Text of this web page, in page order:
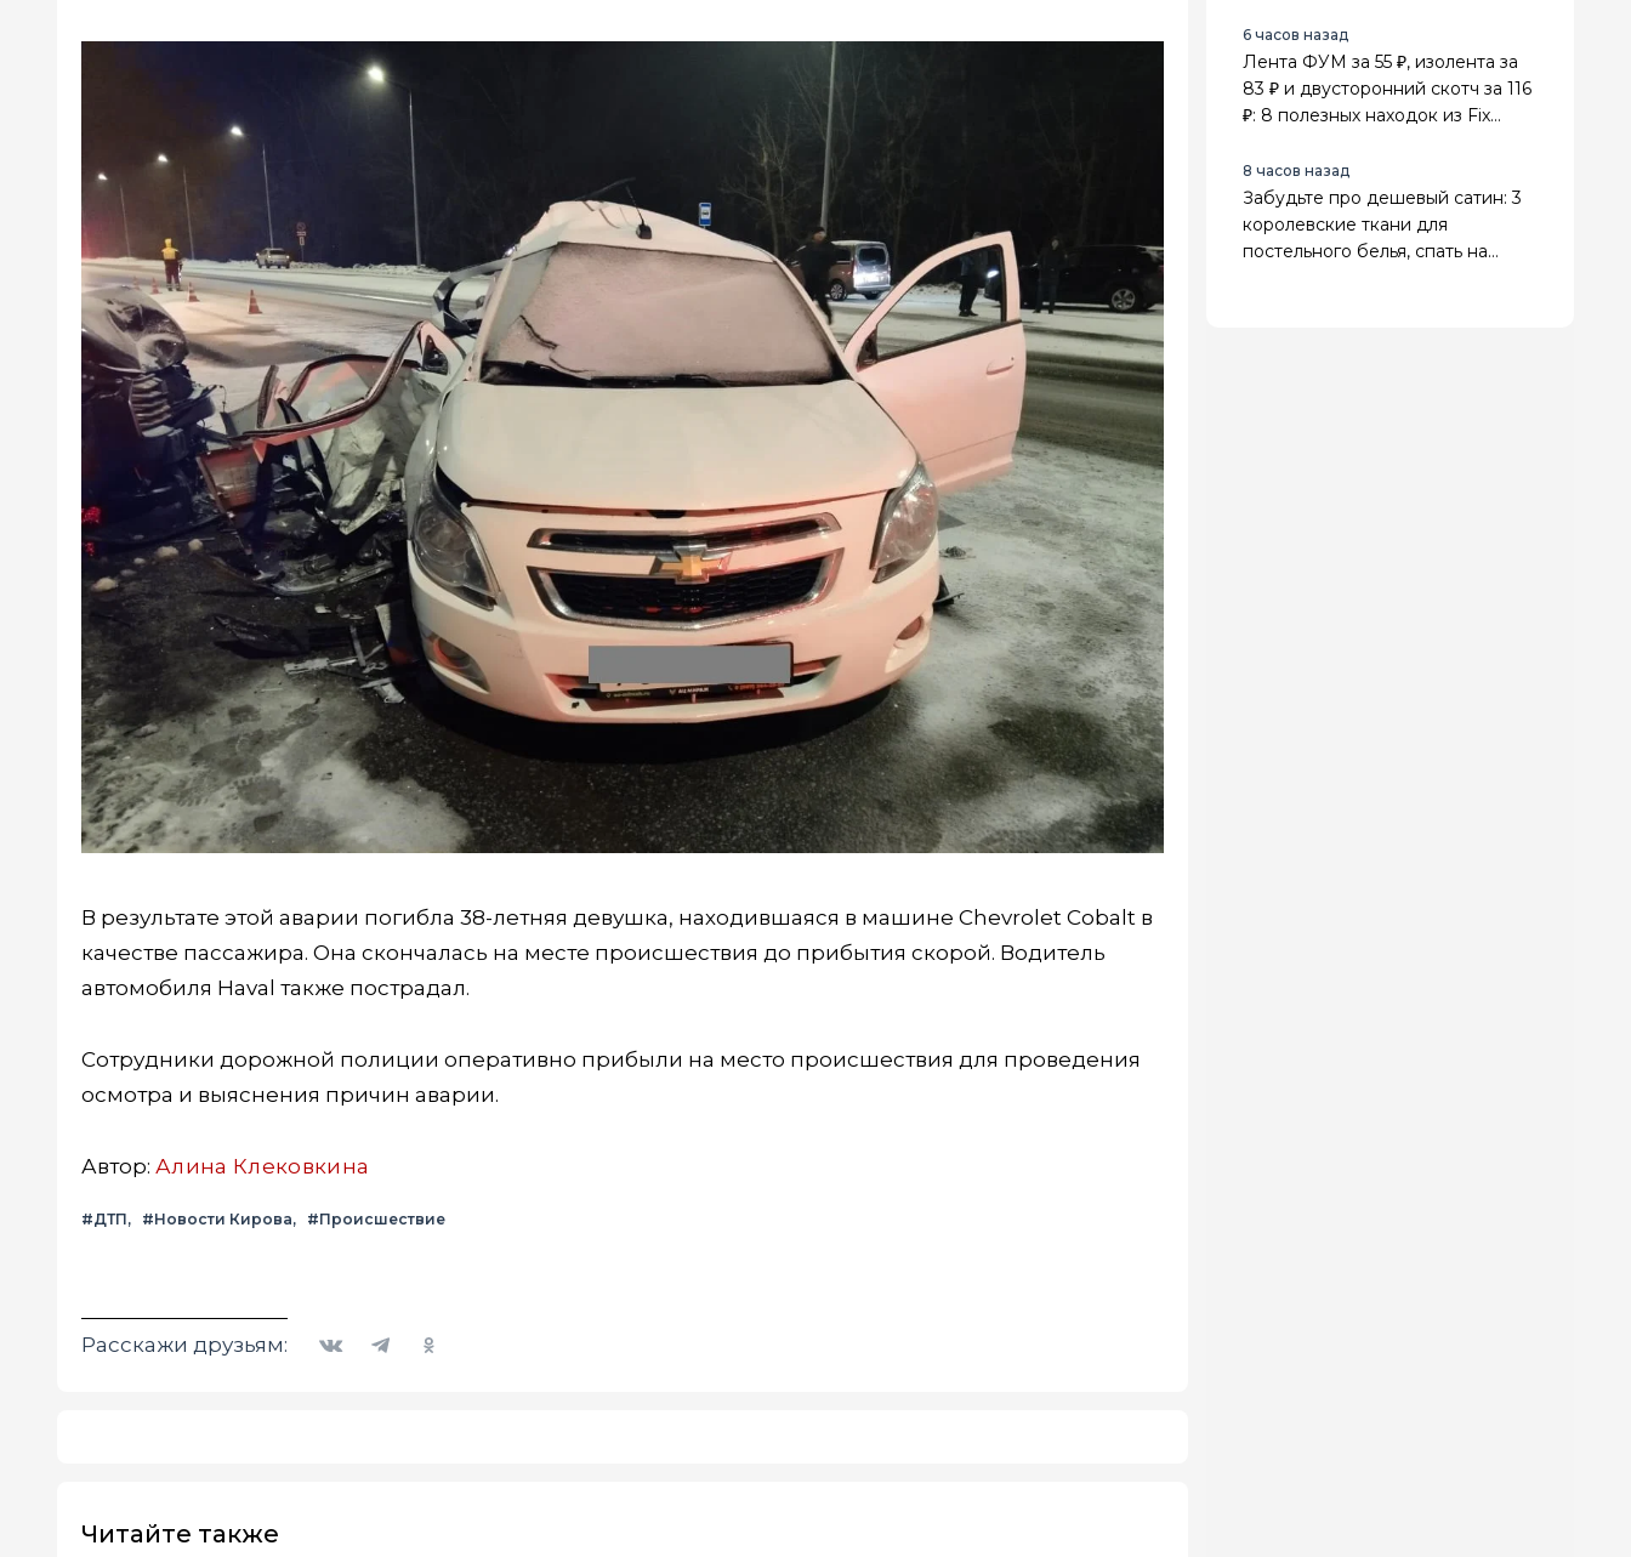
В результате этой аварии погибла 38-летняя девушка, находившаяся в машине Chevrolet Cobalt в
качестве пассажира. Она скончалась на месте происшествия до прибытия скорой. Водитель
автомобиля Haval также пострадал.
Сотрудники дорожной полиции оперативно прибыли на место происшествия для проведения
осмотра и выяснения причин аварии.
Автор: Алина Клековкина
#ДТП #Новости Кирова #Происшествие
Расскажи друзьям:
Читайте также
6 часов назад
Лента ФУМ за 55 ₽, изолента за
83 ₽ и двусторонний скотч за 116
₽: 8 полезных находок из Fix
8 часов назад
Забудьте про дешевый сатин: 3
королевские ткани для
постельного белья, спать на